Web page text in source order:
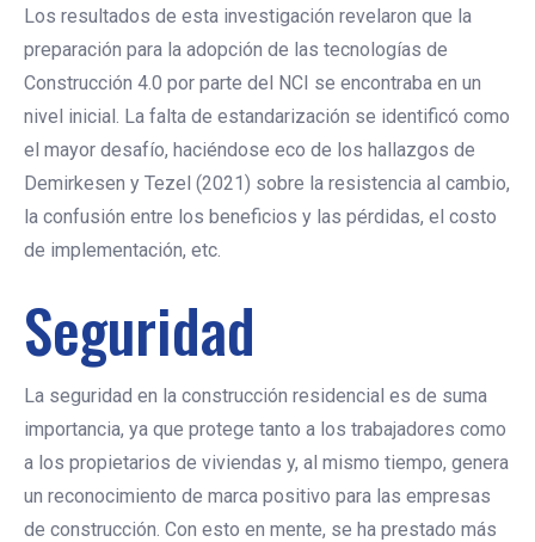
Los resultados de esta investigación revelaron que la
preparación para la adopción de las tecnologías de
Construcción 4.0 por parte del NCI se encontraba en un
nivel inicial. La falta de estandarización se identificó como
el mayor desafío, haciéndose eco de los hallazgos de
Demirkesen y Tezel (2021) sobre la resistencia al cambio,
la confusión entre los beneficios y las pérdidas, el costo
de implementación, etc.
Seguridad
La seguridad en la construcción residencial es de suma
importancia, ya que protege tanto a los trabajadores como
a los propietarios de viviendas y, al mismo tiempo, genera
un reconocimiento de marca positivo para las empresas
de construcción. Con esto en mente, se ha prestado más